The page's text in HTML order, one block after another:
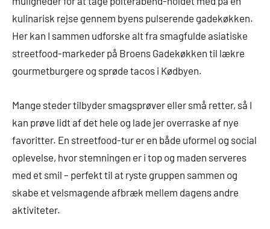
kulinarisk rejse gennem byens pulserende gadekøkken.
Her kan I sammen udforske alt fra smagfulde asiatiske
streetfood-markeder på Broens Gadekøkken til lækre
gourmetburgere og sprøde tacos i Kødbyen.
Mange steder tilbyder smagsprøver eller små retter, så I
kan prøve lidt af det hele og lade jer overraske af nye
favoritter. En streetfood-tur er en både uformel og social
oplevelse, hvor stemningen er i top og maden serveres
med et smil – perfekt til at ryste gruppen sammen og
skabe et velsmagende afbræk mellem dagens andre
aktiviteter.